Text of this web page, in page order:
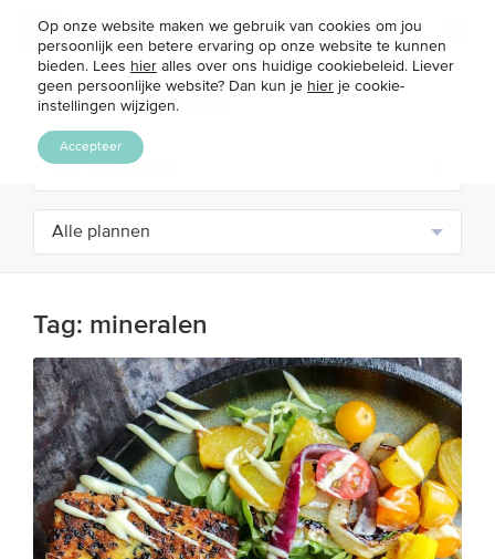
Tag: mineralen
Op onze website maken we gebruik van cookies om jou
persoonlijk een betere ervaring op onze website te kunnen
bieden. Lees hier alles over ons huidige cookiebeleid. Liever
geen persoonlijke website? Dan kun je hier je cookie-
instellingen wijzigen.
Accepteer